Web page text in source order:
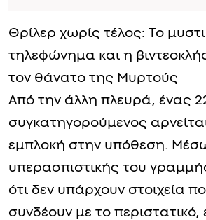
Θρίλερ χωρίς τέλος: Το
τηλεφώνημα και η
τον θάνατο της Μυρτούς
Από την άλλη πλευρά, ένας
συγκατηγορούμενος
εμπλοκή στην υπόθεση.
υπερασπιστικής του
ότι δεν υπάρχουν στοιχεία
συνδέουν με το περιστατικό,